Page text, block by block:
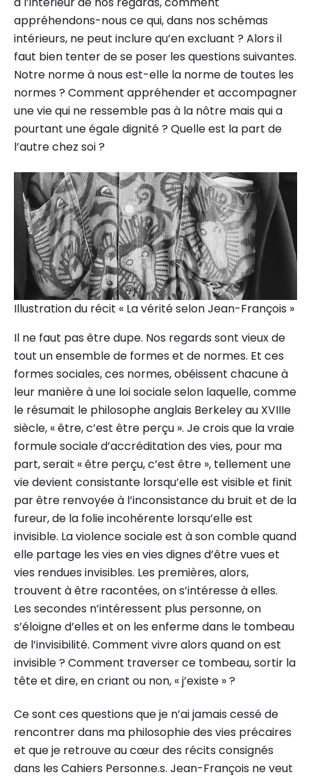
appréhendons-nous ce qui, dans nos schémas
intérieurs, ne peut inclure qu’en excluant ? Alors il
faut bien tenter de se poser les questions suivantes.
Notre norme à nous est-elle la norme de toutes les
normes ? Comment appréhender et accompagner
une vie qui ne ressemble pas à la nôtre mais qui a
pourtant une égale dignité ? Quelle est la part de
l’autre chez soi ?
Illustration du récit « La vérité selon Jean-François »
Il ne faut pas être dupe. Nos regards sont vieux de
tout un ensemble de formes et de normes. Et ces
formes sociales, ces normes, obéissent chacune à
leur manière à une loi sociale selon laquelle, comme
le résumait le philosophe anglais Berkeley au XVIIIe
siècle, « être, c’est être perçu ». Je crois que la vraie
formule sociale d’accréditation des vies, pour ma
part, serait « être perçu, c’est être », tellement une
vie devient consistante lorsqu’elle est visible et finit
par être renvoyée à l’inconsistance du bruit et de la
fureur, de la folie incohérente lorsqu’elle est
invisible. La violence sociale est à son comble quand
elle partage les vies en vies dignes d’être vues et
vies rendues invisibles. Les premières, alors,
trouvent à être racontées, on s’intéresse à elles.
Les secondes n’intéressent plus personne, on
s’éloigne d’elles et on les enferme dans le tombeau
de l’invisibilité. Comment vivre alors quand on est
invisible ? Comment traverser ce tombeau, sortir la
tête et dire, en criant ou non, « j’existe » ?
Ce sont ces questions que je n’ai jamais cessé de
rencontrer dans ma philosophie des vies précaires
et que je retrouve au cœur des récits consignés
dans les Cahiers Personne.s. Jean-François ne veut